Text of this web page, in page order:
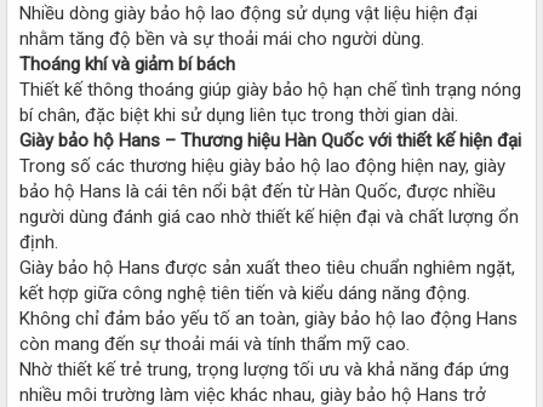
Nhiều dòng giày bảo hộ lao động sử dụng vật liệu hiện đại
nhằm tăng độ bền và sự thoải mái cho người dùng.
Thoáng khí và giảm bí bách
Thiết kế thông thoáng giúp giày bảo hộ hạn chế tình trạng nóng
bí chân, đặc biệt khi sử dụng liên tục trong thời gian dài.
Giày bảo hộ Hans – Thương hiệu Hàn Quốc với thiết kế hiện đại
Trong số các thương hiệu giày bảo hộ lao động hiện nay, giày
bảo hộ Hans là cái tên nổi bật đến từ Hàn Quốc, được nhiều
người dùng đánh giá cao nhờ thiết kế hiện đại và chất lượng ổn
định.
Giày bảo hộ Hans được sản xuất theo tiêu chuẩn nghiêm ngặt,
kết hợp giữa công nghệ tiên tiến và kiểu dáng năng động.
Không chỉ đảm bảo yếu tố an toàn, giày bảo hộ lao động Hans
còn mang đến sự thoải mái và tính thẩm mỹ cao.
Nhờ thiết kế trẻ trung, trọng lượng tối ưu và khả năng đáp ứng
nhiều môi trường làm việc khác nhau, giày bảo hộ Hans trở